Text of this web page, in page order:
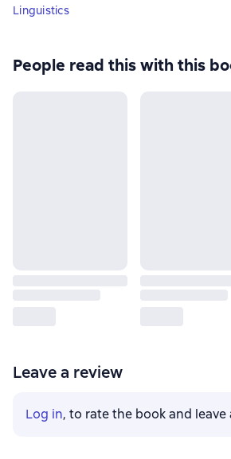
Linguistics
People read this with this
Leave a review
Log in, to rate the book and leave